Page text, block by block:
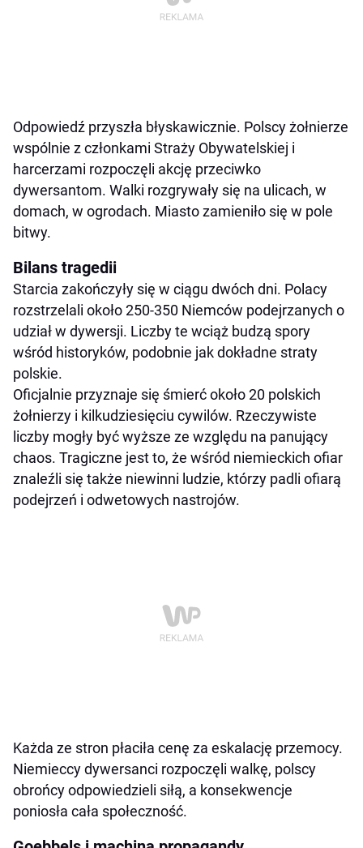
Odpowiedź przyszła błyskawicznie. Polscy żołnierze
wspólnie z członkami Straży Obywatelskiej i
harcerzami rozpoczęli akcję przeciwko
dywersantom. Walki rozgrywały się na ulicach, w
domach, w ogrodach. Miasto zamieniło się w pole
bitwy.
Bilans tragedii
Starcia zakończyły się w ciągu dwóch dni. Polacy
rozstrzelali około 250-350 Niemców podejrzanych o
udział w dywersji. Liczby te wciąż budzą spory
wśród historyków, podobnie jak dokładne straty
polskie.
Oficjalnie przyznaje się śmierć około 20 polskich
żołnierzy i kilkudziesięciu cywilów. Rzeczywiste
liczby mogły być wyższe ze względu na panujący
chaos. Tragiczne jest to, że wśród niemieckich ofiar
znaleźli się także niewinni ludzie, którzy padli ofiarą
podejrzeń i odwetowych nastrojów.
Każda ze stron płaciła cenę za eskalację przemocy.
Niemieccy dywersanci rozpoczęli walkę, polscy
obrońcy odpowiedzieli siłą, a konsekwencje
poniosła cała społeczność.